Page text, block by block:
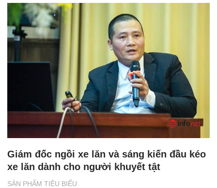
SẢN PHẨM TIÊU BIỂU
Giám đốc ngồi xe lăn và sáng kiến đầu kéo
xe lăn dành cho người khuyết tật